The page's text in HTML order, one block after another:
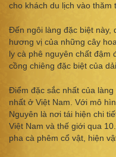
cho khách du lịch vào thăm
Đến ngôi làng đặc biệt này,
hương vị của những cây
ly cà phê nguyên chất đậm
cồng chiêng đặc biệt của
Điểm đặc sắc nhất của
nhất ở Việt Nam. Với mô
Nguyên là nơi tái hiện chi
Việt Nam và thế giới qua
pha cà phêm cổ vật, hiện